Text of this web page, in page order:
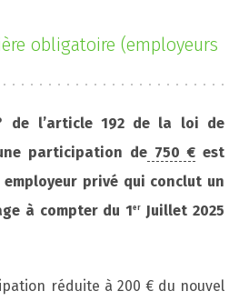
obligatoire (employeurs
de l’article 192 de la loi de
participation de 750 € est
privé qui conclut un
à compter du 1er
Juillet 2025
réduite à 200 € du nouvel